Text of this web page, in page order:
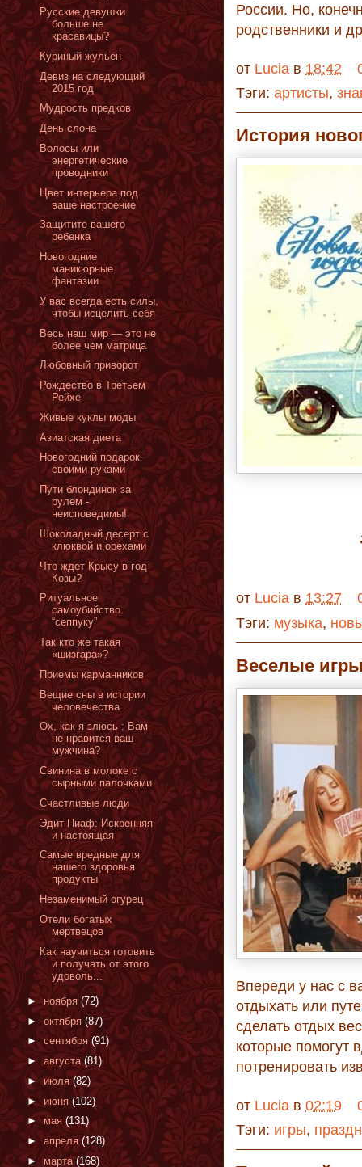
России. Но,
родственники и
от Lucia в 18:42
Тэги: артисты,
История
от Lucia в 13:27
Тэги: музыка,
Веселые
Впереди у нас с
отдыхать или
сделать отдых
которые помогут
потренировать
от Lucia в 02:19
Тэги: игры,
Русские девушки
больше не
красавицы?
Куриный жульен
Девиз на следующий
2015 год
Мудрость предков
День слона
Волосы или
энергетические
проводники
Цвет интерьера под
ваше настроение
Защитите вашего
ребенка
Новогодние
маникюрные
фантазии
У вас всегда есть силы,
чтобы исцелить себя
Весь наш мир — это не
более чем матрица
Любовный приворот
Рождество в Третьем
Рейхе
Живые куклы моды
Азиатская диета
Новогодний подарок
своими руками
Пути блондинок за
рулем -
неисповедимы!
Шоколадный десерт с
клюквой и орехами
Что ждет Крысу в год
Козы?
Ритуальное
самоубийство
“сеппуку”
Так кто же такая
«шизгара»?
Приемы карманников
Вещие сны в истории
человечества
Ох, как я злюсь : Вам
не нравится ваш
мужчина?
Свинина в молоке с
сырными палочками
Счастливые люди
Эдит Пиаф: Искренняя
и настоящая
Самые вредные для
нашего здоровья
продукты
Незаменимый огурец
Отели богатых
мертвецов
Как научиться готовить
и получать от этого
удоволь...
► ноября (72)
► октября (87)
► сентября(91)
► августа(81)
►июля (82)
► июня (102)
► мая(131)
► апреля (128)
► марта (168)